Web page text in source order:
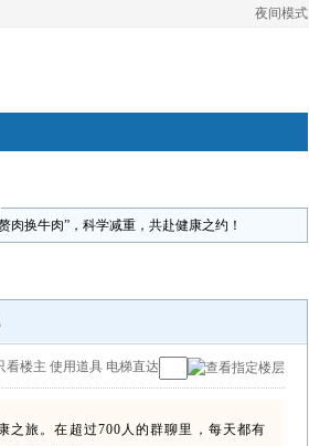
夜间模式
肉换牛肉”，科学减重，共赴健康之约！
看楼主 使用道具 电梯直达
之旅。在超过700人的群聊里，每天都有